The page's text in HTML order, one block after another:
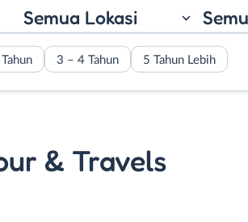
Semua Lokasi
3 – 4 Tahun 5 Tahun Lebih
& Travels